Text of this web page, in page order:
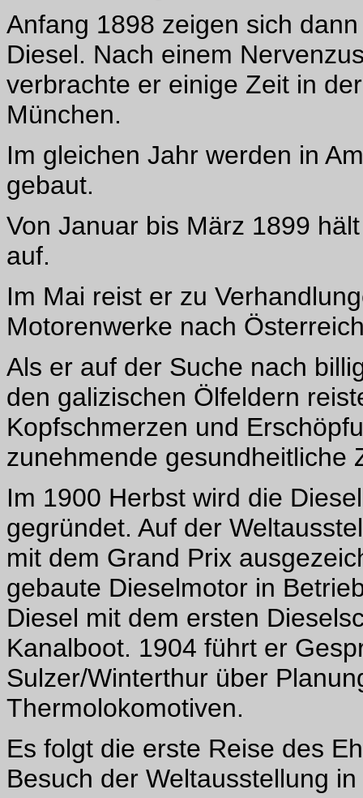
Anfang 1898 zeigen sich
Diesel. Nach einem
verbrachte er einige Zeit in
München.
Im gleichen Jahr werden in
gebaut.
Von Januar bis März 1899
auf.
Im Mai reist er zu
Motorenwerke nach
Als er auf der Suche nach
den galizischen Ölfeldern
Kopfschmerzen und
zunehmende gesundheitliche
Im 1900 Herbst wird die
gegründet. Auf der
mit dem Grand Prix
gebaute Dieselmotor in
Diesel mit dem ersten
Kanalboot. 1904 führt er
Sulzer/Winterthur über
Thermolokomotiven.
Es folgt die erste Reise des
Besuch der Weltausstellung